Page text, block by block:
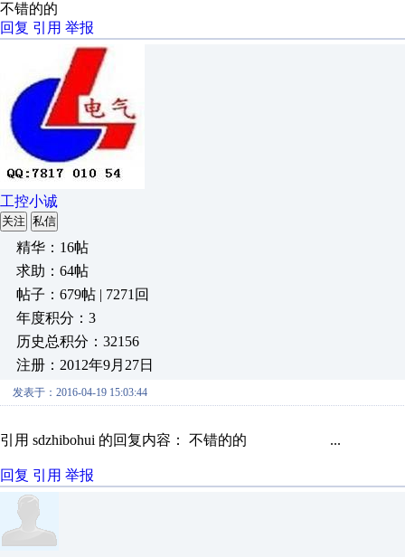
不错的的
回复 引用 举报
工控小诚
关注 私信
精华：16帖
求助：64帖
帖子：679帖 | 7271回
年度积分：3
历史总积分：32156
注册：2012年9月27日
发表于：2016-04-19 15:03:44
引用 sdzhibohui 的回复内容： 不错的的 ...
回复 引用 举报